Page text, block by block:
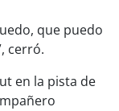
que puedo
cerró.
en la pista de